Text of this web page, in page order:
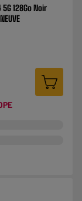
128Go Noir